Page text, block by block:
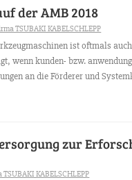
der AMB 2018
TSUBAKI KABELSCHLEPP
ist oftmals
wenn kunden- bzw.
an die Förderer und
zur
TSUBAKI KABELSCHLEPP